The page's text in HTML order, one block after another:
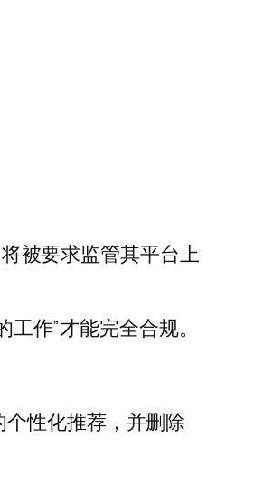
被要求监管其平台上
作”才能完全合规。
性化推荐，并删除